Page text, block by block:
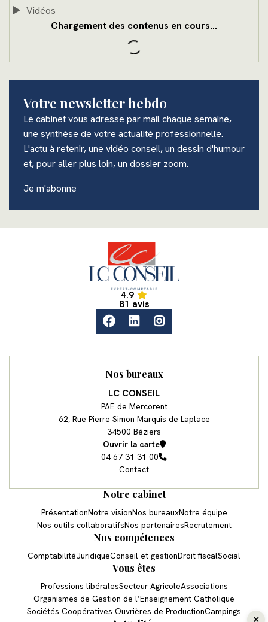
Vidéos
Votre newsletter hebdo
Le cabinet vous adresse par mail chaque semaine,
une synthèse de votre actualité professionnelle.
L'actu à retenir, une vidéo conseil, un dessin d'humour
et, pour aller plus loin, un dossier zoom.
Je m'abonne
Accueil
Accueil
4.9
81 avis
facebook
linkedininstagram
Nos bureaux
LC CONSEIL
PAE de Mercorent
62, Rue Pierre Simon Marquis de Laplace
34500 Béziers
Ouvrir la carte
04 67 31 31 00
Contact
Notre cabinet
PrésentationNotre visionNos bureauxNotre équipe
Nos outils collaboratifsNos partenairesRecrutement
Nos compétences
ComptabilitéJuridiqueConseil et gestionDroit fiscalSocial
Vous êtes
Professions libéralesSecteur AgricoleAssociations
Organismes de Gestion de l’Enseignement Catholique
Sociétés Coopératives Ouvrières de ProductionCampings